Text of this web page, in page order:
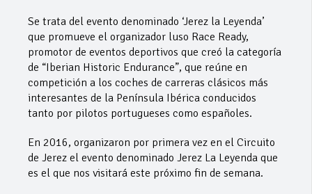
Se trata del evento denominado ‘Jerez la Leyenda’
que promueve el organizador luso Race Ready,
promotor de eventos deportivos que creó la categoría
de “Iberian Historic Endurance”, que reúne en
competición a los coches de carreras clásicos más
interesantes de la Península Ibérica conducidos
tanto por pilotos portugueses como españoles.
En 2016, organizaron por primera vez en el Circuito
de Jerez el evento denominado Jerez La Leyenda que
es el que nos visitará este próximo fin de semana.